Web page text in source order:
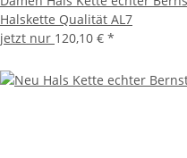
Halskette Qualität AL7
jetzt nur 120,10 € *